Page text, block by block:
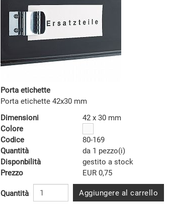
Porta etichette
Porta etichette 42x30 mm
Dimensioni
42 x 30 mm
Colore
Codice
80-169
Quantità
da 1 pezzo(i)
Disponbilità
gestito a stock
Prezzo
EUR 0,75
Quantità Aggiungere al carrello